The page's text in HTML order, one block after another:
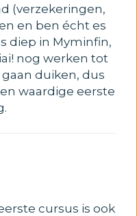
(verzekeringen,
en ben écht es
diep in Myminfin,
nog werken tot
duiken, dus
waardige eerste
cursus is ook